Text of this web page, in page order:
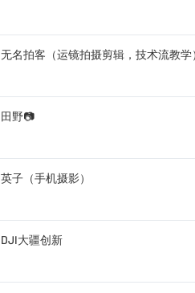
无名拍客（运镜拍摄剪辑，技术流教学
田野📷
英子（手机摄影）
DJI大疆创新